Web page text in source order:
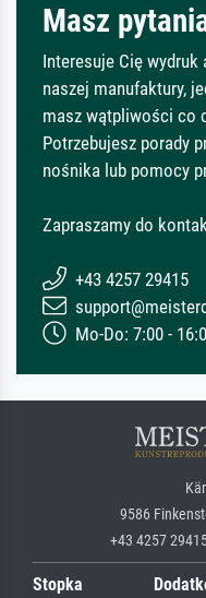
Masz
Interesuje Cię wydruk
naszej manufaktury,
masz wątpliwości co
Potrzebujesz porady
nośnika lub pomocy
Zapraszamy do
+43 4257 29415
Mo-Do: 7:00 -
9586
+43 4257
Stopka